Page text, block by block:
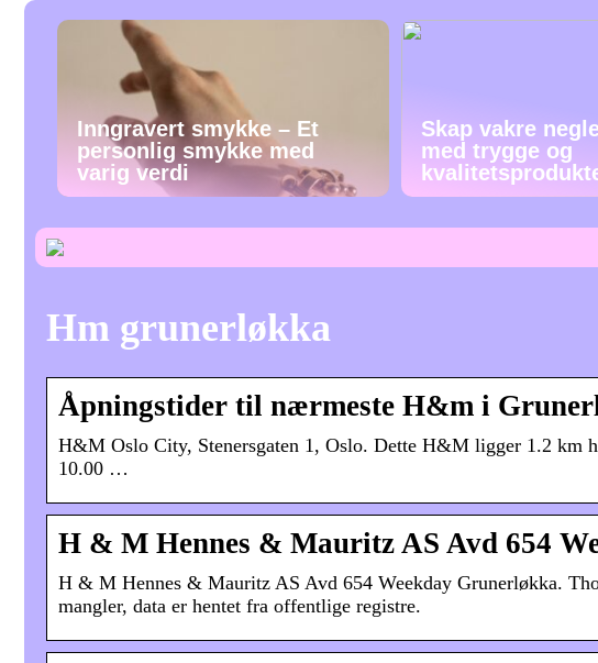
Inngravert smykke – Et
personlig smykke med
varig verdi
Skap vakre
med trygge og
Hm grunerløkka
Åpningstider til nærmeste H&m i
H&M Oslo City, Stenersgaten 1, Oslo. Dette H&M ligger 1.2
10.00 …
H & M Hennes & Mauritz AS Avd 654
H & M Hennes & Mauritz AS Avd 654 Weekday Grunerløkka.
mangler, data er hentet fra offentlige registre.